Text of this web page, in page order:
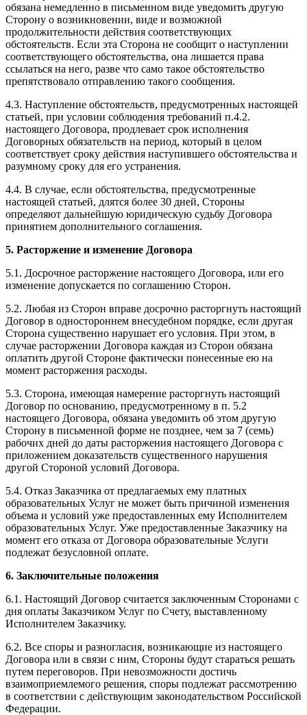
обязана немедленно в письменном виде уведомить другую
Сторону о возникновении, виде и возможной
продолжительности действия соответствующих
обстоятельств. Если эта Сторона не сообщит о наступлении
соответствующего обстоятельства, она лишается права
ссылаться на него, разве что само такое обстоятельство
препятствовало отправлению такого сообщения.
4.3. Наступление обстоятельств, предусмотренных настоящей
статьей, при условии соблюдения требований п.4.2.
настоящего Договора, продлевает срок исполнения
Договорных обязательств на период, который в целом
соответствует сроку действия наступившего обстоятельства и
разумному сроку для его устранения.
4.4. В случае, если обстоятельства, предусмотренные
настоящей статьей, длятся более 30 дней, Стороны
определяют дальнейшую юридическую судьбу Договора
принятием дополнительного соглашения.
5. Расторжение и изменение Договора
5.1. Досрочное расторжение настоящего Договора, или его
изменение допускается по соглашению Сторон.
5.2. Любая из Сторон вправе досрочно расторгнуть настоящий
Договор в одностороннем внесудебном порядке, если другая
Сторона существенно нарушает его условия. При этом, в
случае расторжении Договора каждая из Сторон обязана
оплатить другой Стороне фактически понесенные ею на
момент расторжения расходы.
5.3. Сторона, имеющая намерение расторгнуть настоящий
Договор по основанию, предусмотренному в п. 5.2
настоящего Договора, обязана уведомить об этом другую
Сторону в письменной форме не позднее, чем за 7 (семь)
рабочих дней до даты расторжения настоящего Договора с
приложением доказательств существенного нарушения
другой Стороной условий Договора.
5.4. Отказ Заказчика от предлагаемых ему платных
образовательных Услуг не может быть причиной изменения
объема и условий уже предоставленных ему Исполнителем
образовательных Услуг. Уже предоставленные Заказчику на
момент его отказа от Договора образовательные Услуги
подлежат безусловной оплате.
6. Заключительные положения
6.1. Настоящий Договор считается заключенным Сторонами с
дня оплаты Заказчиком Услуг по Счету, выставленному
Исполнителем Заказчику.
6.2. Все споры и разногласия, возникающие из настоящего
Договора или в связи с ним, Стороны будут стараться решать
путем переговоров. При невозможности достичь
взаимоприемлемого решения, споры подлежат рассмотрению
в соответствии с действующим законодательством Российской
Федерации.